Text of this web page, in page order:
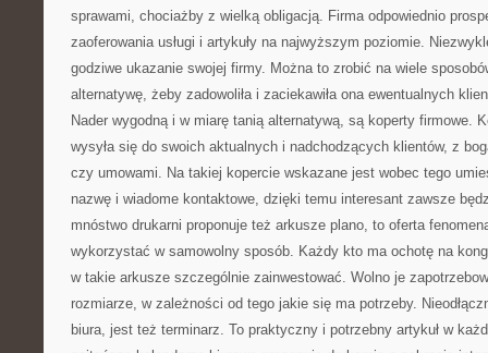
sprawami, chociażby z wielką obligacją. Firma odpowiednio
zaoferowania usługi i artykuły na najwyższym poziomie.
godziwe ukazanie swojej firmy. Można to zrobić na wiele
alternatywę, żeby zadowoliła i zaciekawiła ona ewentualnych
Nader wygodną i w miarę tanią alternatywą, są koperty firmowe.
wysyła się do swoich aktualnych i nadchodzących klientów, z
czy umowami. Na takiej kopercie wskazane jest wobec tego
nazwę i wiadome kontaktowe, dzięki temu interesant zawsze
mnóstwo drukarni proponuje też arkusze plano, to oferta
wykorzystać w samowolny sposób. Każdy kto ma ochotę na
w takie arkusze szczególnie zainwestować. Wolno je
rozmiarze, w zależności od tego jakie się ma potrzeby.
biura, jest też terminarz. To praktyczny i potrzebny artykuł w